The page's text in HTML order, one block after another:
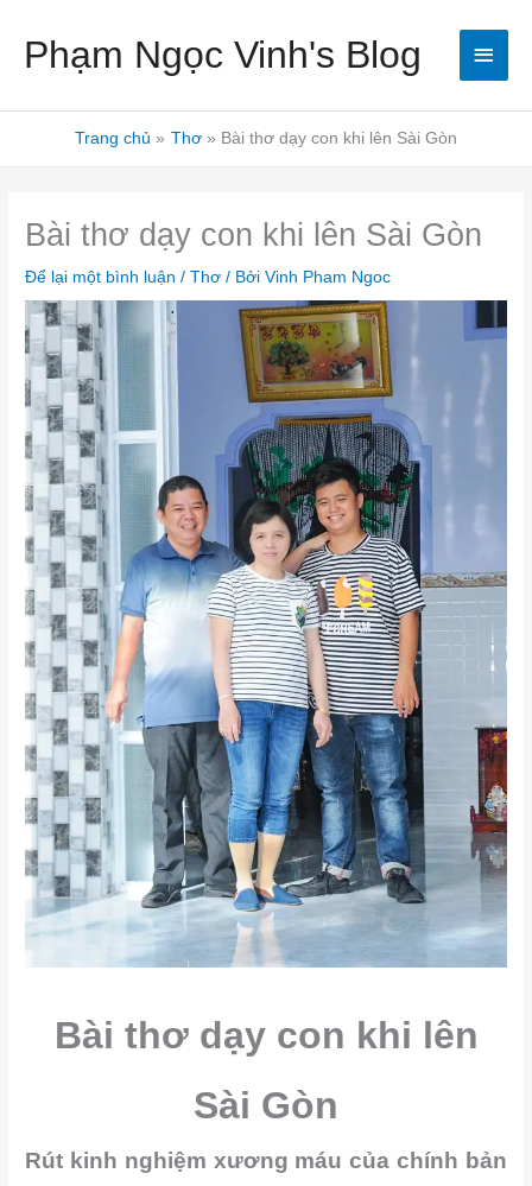
Phạm Ngọc Vinh's Blog
chính
Trang chủ Thơ Bài thơ dạy con khi lên Sài Gòn
Bài thơ dạy con khi lên Sài Gòn
Để lại một bình luận /Thơ / BởiVinh Pham Ngoc
Bài thơ dạy con khi lên
Sài Gòn
Rút kinh nghiệm xương máu của chính bản